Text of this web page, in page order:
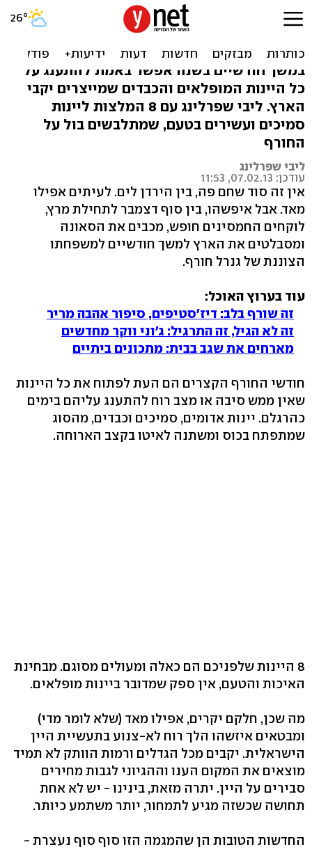
סערה בכוס יין: 8 יינות
במשך חודשיים בשנה אפשר באמת להתענג על
כל היינות המופלאים והכבדים שמייצרים יקבי
הארץ. ליבי שפרלינג עם 8 המלצות ליינות
סמיכים ועשירים בטעם, שמתלבשים בול על
החורף
ליבי שפרלינג
עודכן: 07.02.13, 11:53
אין זה סוד שחם פה, בין הירדן לים. לעיתים אפילו
מאד. אבל איפשהו, בין סוף דצמבר לתחילת מרץ,
לוקחים החמסינים חופש, מכבים את הסאונה
ומסבלטים את הארץ למשך חודשיים למשפחתו
הצוננת של גנרל חורף.
עוד בערוץ האוכל:
זה שורף בלב: דיז'סטיפים, סיפור אהבה מריר
זה לא הגיל, זה התרגיל: ג'וני ווקר מחדשים
מארחים את שגב בבית: מתכונים ביתיים
חודשי החורף הקצרים הם העת לפתוח את כל היינות
שאין ממש סיבה או מצב רוח להתענג עליהם בימים
כהרגלם. יינות אדומים, סמיכים וכבדים, מהסוג
שמתפתח בכוס ומשתנה לאיטו בקצב הארוחה.
8 היינות שלפניכם הם כאלה ומעולים מסוגם. מבחינת
האיכות והטעם, אין ספק שמדובר ביינות מופלאים.
מה שכן, חלקם יקרים, אפילו מאד (שלא לומר מדי)
ומבטאים איזשהו הלך רוח לא-צנוע בתעשיית היין
הישראלית. יקבים מכל הגדלים ורמות הוותק לא תמיד
מוצאים את המקום הענו וההגיוני לגבות מחירים
סבירים על היין. יתרה מזאת, בינינו - יש לא אחת
תחושה שכשזה מגיע לתמחור, יותר משתמע כיותר.
החדשות הטובות הן שהמגמה הזו סוף סוף נעצרת -